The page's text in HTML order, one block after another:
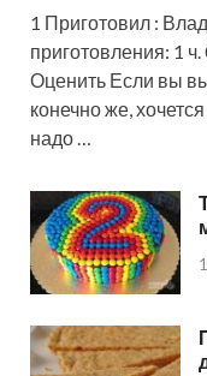
1 Приготовил :
приготовления: 1
Оценить Если вы
конечно же,
надо …